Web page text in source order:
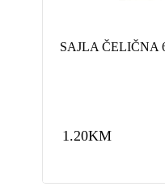
SAJLA ČELIČNA
1.20KM